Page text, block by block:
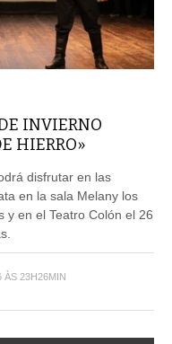
INVIERNO
HIERRO»
disfrutar en las
en la sala Melany los
y en el Teatro Colón el 26
ÀS 23H26MIN